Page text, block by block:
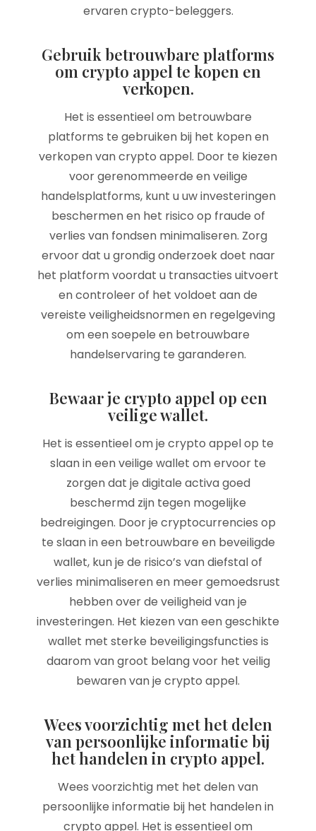
ervaren crypto-beleggers.
Gebruik betrouwbare platforms
om crypto appel te kopen en
verkopen.
Het is essentieel om betrouwbare
platforms te gebruiken bij het kopen en
verkopen van crypto appel. Door te kiezen
voor gerenommeerde en veilige
handelsplatforms, kunt u uw investeringen
beschermen en het risico op fraude of
verlies van fondsen minimaliseren. Zorg
ervoor dat u grondig onderzoek doet naar
het platform voordat u transacties uitvoert
en controleer of het voldoet aan de
vereiste veiligheidsnormen en regelgeving
om een soepele en betrouwbare
handelservaring te garanderen.
Bewaar je crypto appel op een
veilige wallet.
Het is essentieel om je crypto appel op te
slaan in een veilige wallet om ervoor te
zorgen dat je digitale activa goed
beschermd zijn tegen mogelijke
bedreigingen. Door je cryptocurrencies op
te slaan in een betrouwbare en beveiligde
wallet, kun je de risico’s van diefstal of
verlies minimaliseren en meer gemoedsrust
hebben over de veiligheid van je
investeringen. Het kiezen van een geschikte
wallet met sterke beveiligingsfuncties is
daarom van groot belang voor het veilig
bewaren van je crypto appel.
Wees voorzichtig met het delen
van persoonlijke informatie bij
het handelen in crypto appel.
Wees voorzichtig met het delen van
persoonlijke informatie bij het handelen in
crypto appel. Het is essentieel om